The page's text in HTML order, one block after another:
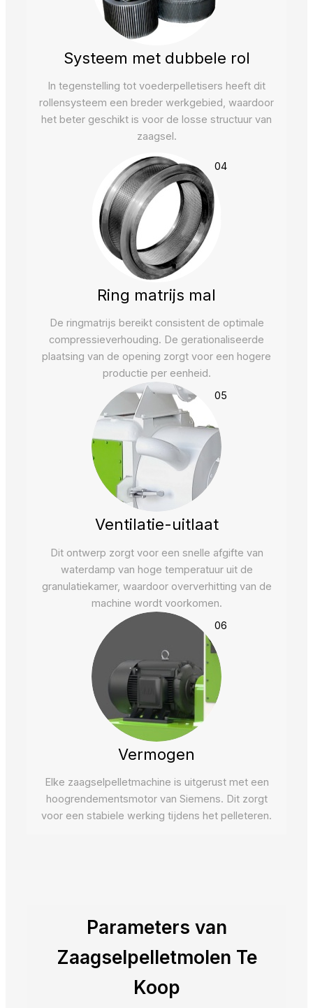
Systeem met dubbele rol
In tegenstelling tot voederpelletisers heeft dit
rollensysteem een breder werkgebied, waardoor
het beter geschikt is voor de losse structuur van
zaagsel.
04
Ring matrijs mal
De ringmatrijs bereikt consistent de optimale
compressieverhouding. De gerationaliseerde
plaatsing van de opening zorgt voor een hogere
productie per eenheid.
05
Ventilatie-uitlaat
Dit ontwerp zorgt voor een snelle afgifte van
waterdamp van hoge temperatuur uit de
granulatiekamer, waardoor oververhitting van de
machine wordt voorkomen.
06
Vermogen
Elke zaagselpelletmachine is uitgerust met een
hoogrendementsmotor van Siemens. Dit zorgt
voor een stabiele werking tijdens het pelleteren.
Parameters van
Zaagselpelletmolen Te
Koop